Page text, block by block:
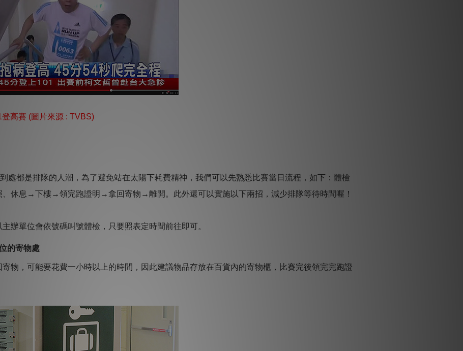
高賽 (圖片來源 : TVBS)
處都是排隊的人潮，為了避免站在太陽下耗費精神，我們可以先熟悉比賽當日流程，如下：體檢
息→下樓→領完跑證明→拿回寄物→離開。此外還可以實施以下兩招，減少排隊等待時間喔！
辦單位會依號碼叫號體檢，只要照表定時間前往即可。
的寄物處
物，可能要花費一小時以上的時間，因此建議物品存放在百貨內的寄物櫃，比賽完後領完完跑證